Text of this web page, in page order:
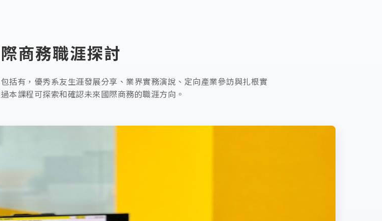
商務職涯探討
括有，優秀系友生涯發展分享、業界實務演說、定向產業參訪與扎根實
本課程可探索和確認未來國際商務的職涯方向。